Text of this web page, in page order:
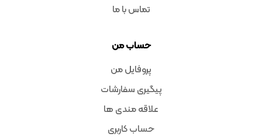
تماس با ما
حساب من
پروفایل من
پیگیری سفارشات
علاقه مندی ها
حساب کاربری